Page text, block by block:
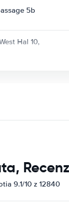
5b
Hal 10,
9.1/10 z 12840